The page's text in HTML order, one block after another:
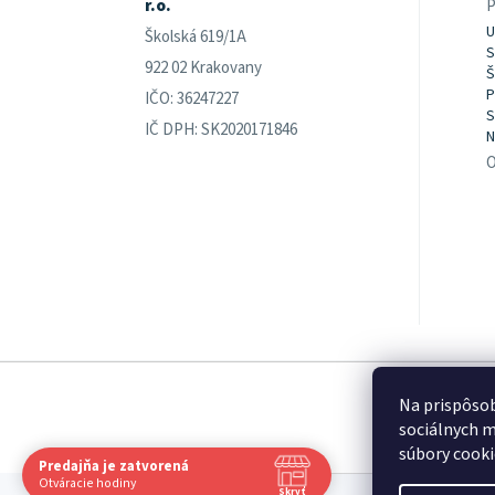
Na
sociálnych
súbory
r.o.
Školská 619/1A
922 02 Krakovany
IČO: 36247227
IČ DPH: SK2020171846
Predajňa je zatvorená
Otváracie hodinyNavštívte nás osobne